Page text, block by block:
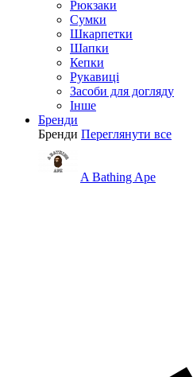
Рюкзаки
Сумки
Шкарпетки
Шапки
Кепки
Рукавиці
Засоби для догляду
Інше
Бренди
Бренди Переглянути все
A Bathing Ape